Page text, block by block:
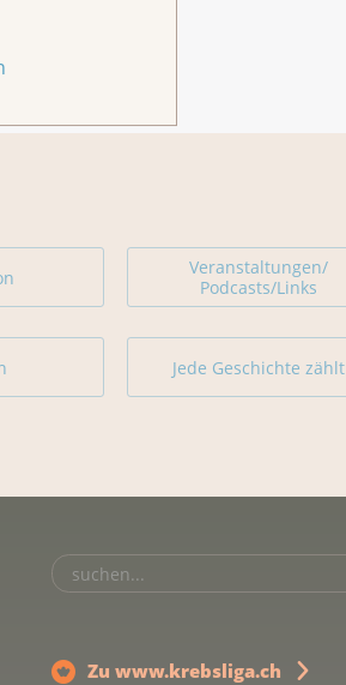
Veranstaltungen/
Podcasts/Links
Jede Geschichte zählt
Zu www.krebsliga.ch